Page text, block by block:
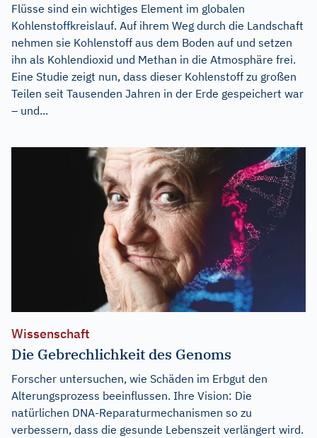
Flüsse sind ein wichtiges Element im globalen
Kohlenstoffkreislauf. Auf ihrem Weg durch die Landschaft
nehmen sie Kohlenstoff aus dem Boden auf und setzen
ihn als Kohlendioxid und Methan in die Atmosphäre frei.
Eine Studie zeigt nun, dass dieser Kohlenstoff zu großen
Teilen seit Tausenden Jahren in der Erde gespeichert war
– und...
Wissenschaft
Die Gebrechlichkeit des Genoms
Forscher untersuchen, wie Schäden im Erbgut den
Alterungsprozess beeinflussen. Ihre Vision: Die
natürlichen DNA-Reparaturmechanismen so zu
verbessern, dass die gesunde Lebenszeit verlängert wird.